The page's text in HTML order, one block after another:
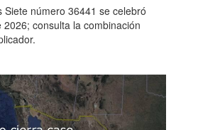
Siete número 36441 se celebró
consulta la combinación